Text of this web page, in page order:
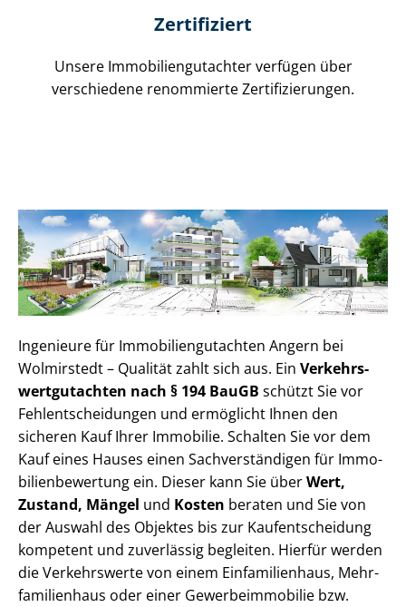
Zertifiziert
Unsere Immobilien­gutachter verfügen über
verschiedene renommierte Zer­ti­fi­zie­run­gen.
Ingenieure für Im­mo­bi­li­en­gut­ach­ten Angern bei
Wolmirstedt – Qualität zahlt sich aus. Ein Ver­kehrs­
wert­gut­ach­ten nach § 194 BauGB schützt Sie vor
Fehl­ent­schei­dun­gen und ermöglicht Ihnen den
sicheren Kauf Ihrer Immobilie. Schalten Sie vor dem
Kauf eines Hauses einen Sach­ver­stän­di­gen für Im­mo­
bi­li­en­be­wer­tung ein. Dieser kann Sie überWert,
Zustand, Mängel und Kosten beraten und Sie von
der Auswahl des Objektes bis zur Kauf­ent­schei­dung
kompetent und zuverlässig begleiten. Hierfür werden
die Verkehrswerte von einem Einfamilienhaus, Mehr­
fa­mi­li­en­haus oder einer Ge­wer­be­im­mo­bi­lie bzw.